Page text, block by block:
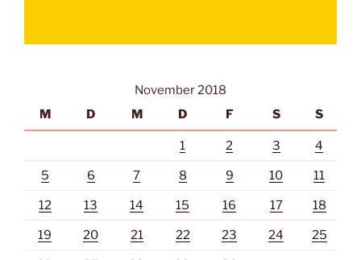
November 2018
M
D M D F S S
1 2 3 4
5 6 7 8 9 10 11
12 13 14 15 16 17 18
19 20 21 22 23 24 25